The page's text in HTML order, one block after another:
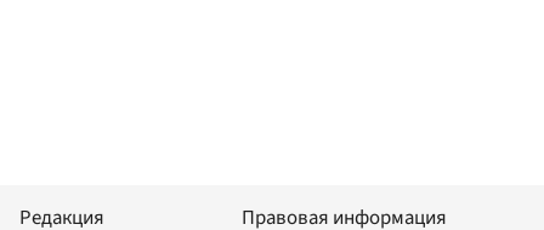
Редакция
Правовая информация